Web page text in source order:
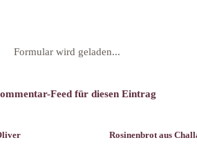
Formular wird geladen...
Feed für diesen Eintrag
Rosinenbrot aus